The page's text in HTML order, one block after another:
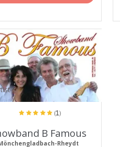
(1)
B Famous
Rheydt